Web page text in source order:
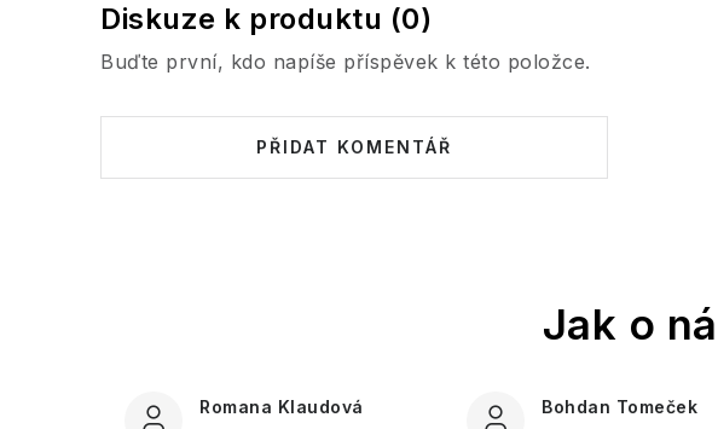
Diskuze k produktu (0)
Buďte první, kdo napíše příspěvek k této položce.
PŘIDAT KOMENTÁŘ
Romana Klaudová Bohdan Tomeček